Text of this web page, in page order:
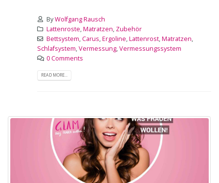
ByWolfgang Rausch
Lattenroste,Matratzen, Zubehör
Bettsystem,Carus,Ergoline,Lattenrost,Matratzen,
Schlafsystem,Vermessung,Vermessungssystem
0 Comments
READ MORE...